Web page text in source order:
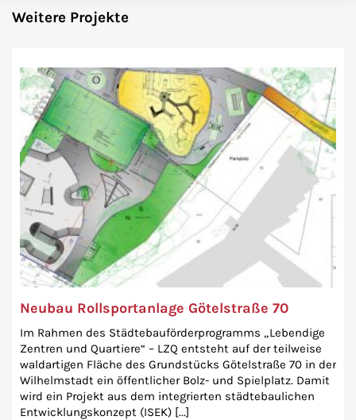
Weitere Projekte
Neubau Rollsportanlage Götelstraße 70
Im Rahmen des Städtebauförderprogramms „Lebendige
Zentren und Quartiere“ – LZQ entsteht auf der teilweise
waldartigen Fläche des Grundstücks Götelstraße 70 in der
Wilhelmstadt ein öffentlicher Bolz- und Spielplatz. Damit
wird ein Projekt aus dem integrierten städtebaulichen
Entwicklungskonzept (ISEK) [...]